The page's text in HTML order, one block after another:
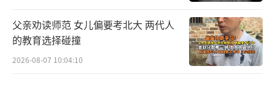
父亲劝读师范 女儿偏要考北大 两代人
的教育选择碰撞
2026-08-07 10:04:10